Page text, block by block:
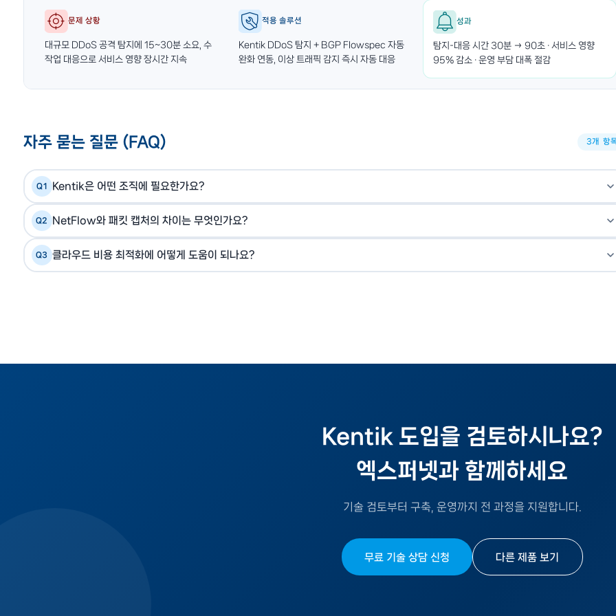
문제 상황
대규모 DDoS 공격 탐지에 15~30분 소요, 수
작업 대응으로 서비스 영향 장시간 지속
적용 솔루션
Kentik DDoS 탐지 + BGP Flowspec 자동
완화 연동, 이상 트래픽 감지 즉시 자동 대응
성과
탐지-대응 시간 30분 → 90초 · 서비스 영향
95% 감소 · 운영 부담 대폭 절감
자주 묻는 질문 (FAQ) 3개 항
Q1 Kentik은 어떤 조직에 필요한가요?
A
인터넷 서비스 사업자(ISP), 통신사, 대형 엔터프라이즈, 금융기관, 클라우드 서비스 사업자 등 대규모 네트워크 트래픽을 운영하
Q2 NetFlow와 패킷 캡처의 차이는 무엇인가요?
A
Q3 클라우드 비용 최적화에 어떻게 도움이 되나요?
Kentik 도입을 검토하시나요?
엑스퍼넷과 함께하세요
기술 검토부터 구축, 운영까지 전 과정을 지원합니다.
무료 기술 상담 신청 다른 제품 보기